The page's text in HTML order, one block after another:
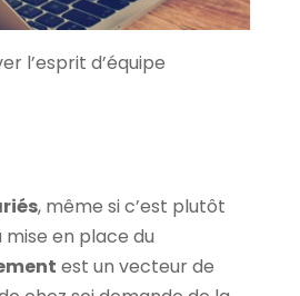
l’esprit d’équipe
, même si c’est plutôt
mise en place du
est un vecteur de